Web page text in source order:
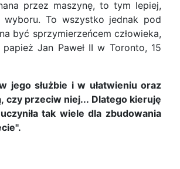
przez maszynę, to tym lepiej,
wyboru. To wszystko jednak pod
być sprzymierzeńcem człowieka,
Jan Paweł II w Toronto, 15
jego służbie i w ułatwieniu oraz
czy przeciw niej... Dlatego kieruję
tak wiele dla zbudowania